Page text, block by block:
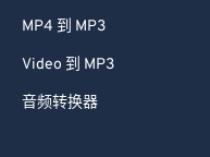
MP4 到 MP3
Video 到 MP3
音频转换器